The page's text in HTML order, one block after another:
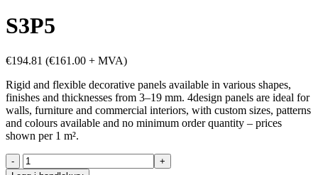
S3P5
€194.81 (€161.00 + MVA)
Rigid and flexible decorative panels available in various shapes,
finishes and thicknesses from 3–19 mm. 4design panels are ideal for
walls, furniture and commercial interiors, with custom sizes, patterns
and colours available and no minimum order quantity – prices
shown per 1 m².
S3P5
antall